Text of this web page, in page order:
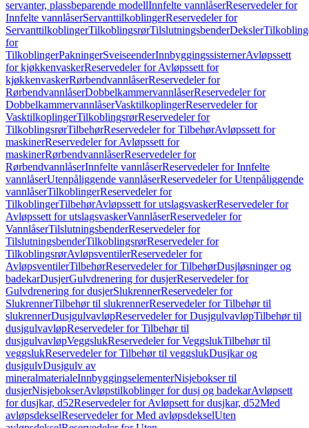
servanter, plassbeparende modellInnfelte vannlåserReservedeler for
Innfelte vannlåserServanttilkoblingerReservedeler for
ServanttilkoblingerTilkoblingsrørTilslutningsbenderDeksler
for
TilkoblingerPakningerSveiseenderInnbyggingssisternerAvløpssett
for kjøkkenvaskerReservedeler for Avløpssett for
kjøkkenvaskerRørbendvannlåserReservedeler for
RørbendvannlåserDobbelkammervannlåserReservedeler for
DobbelkammervannlåserVasktilkoplingerReservedeler for
VasktilkoplingerTilkoblingsrørReservedeler for
TilkoblingsrørTilbehørReservedeler for TilbehørAvløpssett for
maskinerReservedeler for Avløpssett for
maskinerRørbendvannlåserReservedeler for
RørbendvannlåserInnfelte vannlåserReservedeler for Innfelte
vannlåserUtenpåliggende vannlåserReservedeler for Utenpåliggende
vannlåserTilkoblingerReservedeler for
TilkoblingerTilbehørAvløpssett for utslagsvaskerReservedeler for
Avløpssett for utslagsvaskerVannlåserReservedeler for
VannlåserTilslutningsbenderReservedeler for
TilslutningsbenderTilkoblingsrørReservedeler for
TilkoblingsrørAvløpsventilerReservedeler for
AvløpsventilerTilbehørReservedeler for TilbehørDusjløsninger og
badekarDusjerGulvdrenering for dusjerReservedeler for
Gulvdrenering for dusjerSlukrennerReservedeler for
SlukrennerTilbehør til slukrennerReservedeler for Tilbehør til
slukrennerDusjgulvavløpReservedeler for DusjgulvavløpTilbehør til
dusjgulvavløpReservedeler for Tilbehør til
dusjgulvavløpVeggslukReservedeler for VeggslukTilbehør til
veggslukReservedeler for Tilbehør til veggslukDusjkar og
dusjgulvDusjgulv av
mineralmaterialeInnbyggingselementerNisjebokser til
dusjerNisjebokserAvløpstilkoblinger for dusj og badekarAvløpsett
for dusjkar, d52Reservedeler for Avløpsett for dusjkar, d52Med
avløpsdekselReservedeler for Med avløpsdekselUten